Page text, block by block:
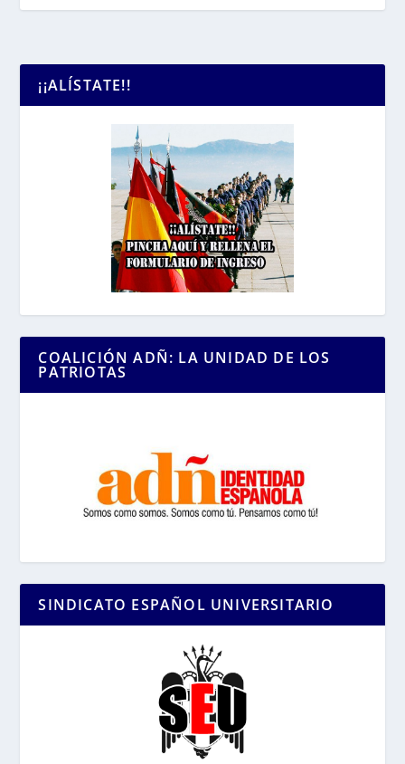
¡¡ALÍSTATE!!
COALICIÓN ADÑ: LA UNIDAD DE LOS
PATRIOTAS
SINDICATO ESPAÑOL UNIVERSITARIO